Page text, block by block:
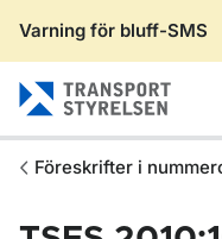
Varning för bluff-SMS
Föreskrifter i